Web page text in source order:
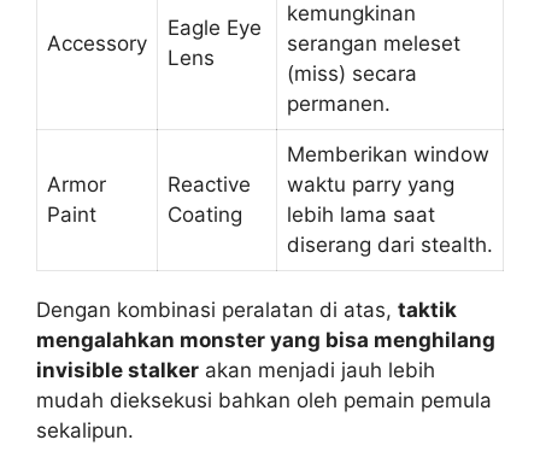
Accessory
Eagle Eye
Lens
kemungkinan
serangan meleset
(miss) secara
permanen.
Armor
Paint
Reactive
Coating
Memberikan window
waktu parry yang
lebih lama saat
diserang dari stealth.
Dengan kombinasi peralatan di atas, taktik
mengalahkan monster yang bisa menghilang
invisible stalker akan menjadi jauh lebih
mudah dieksekusi bahkan oleh pemain pemula
sekalipun.